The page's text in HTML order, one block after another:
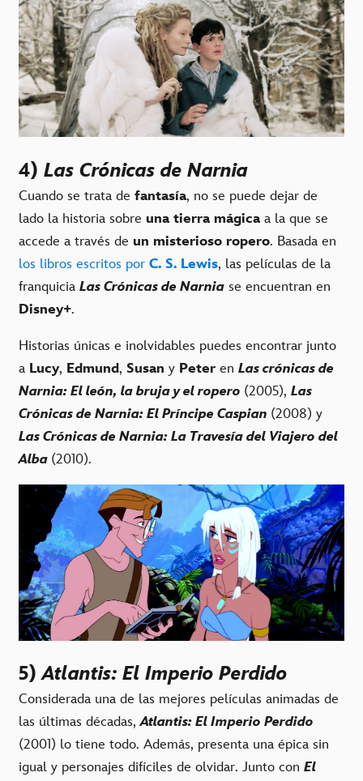
4) Las Crónicas de Narnia
Cuando se trata de fantasía, no se puede dejar de
lado la historia sobre una tierra mágica a la que se
accede a través de un misterioso ropero. Basada en
los libros escritos por C. S. Lewis, las películas de la
franquicia Las Crónicas de Narnia se encuentran en
Disney+.
Historias únicas e inolvidables puedes encontrar junto
a Lucy, Edmund, Susan y Peter en Las crónicas de
Narnia: El león, la bruja y el ropero (2005), Las
Crónicas de Narnia: El Príncipe Caspian (2008) y
Las Crónicas de Narnia: La Travesía del Viajero del
Alba (2010).
5)Atlantis: El Imperio Perdido
Considerada una de las mejores películas animadas de
las últimas décadas,Atlantis: El Imperio Perdido
(2001) lo tiene todo. Además, presenta una épica sin
igual y personajes difíciles de olvidar. Junto con El